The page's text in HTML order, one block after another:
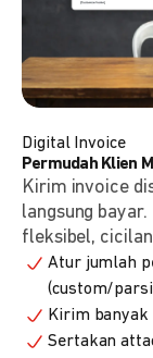
Digital Invoice
Permudah Klien
Kirim invoice
langsung
fleksibel,
Atur jumlah
(custom/
Kirim banyak
Sertakan